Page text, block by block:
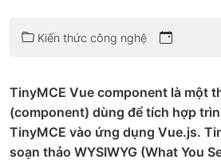
Kiến thức công nghệ
TinyMCE Vue component là một
(component) dùng để tích hợp
TinyMCE vào ứng dụng Vue.js.
soạn thảo WYSIWYG (What You